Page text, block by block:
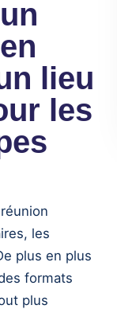
lieu
les
les
plus en plus
formats
plus